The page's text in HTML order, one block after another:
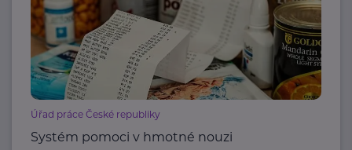
Úřad práce České republiky
Systém pomoci v hmotné nouzi